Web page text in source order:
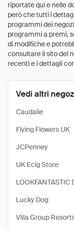
riportate qui e nelle
però che tutti i
programmi dei
programmi a premi,
di modifiche e
consultare il sito del
recenti e i dettagli
Vedi altri
Caudalie
Flying Flowers UK
JCPenney
UK Ecig Store
LOOKFANTASTIC
Lucky Dog
Villa Group